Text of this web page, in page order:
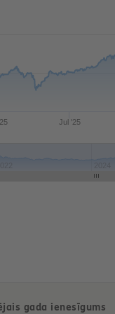
Jul '25
gada ienesīgums